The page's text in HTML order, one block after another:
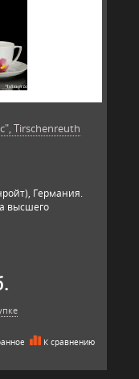
Tirschenreuth
Германия.
высшего
К сравнению